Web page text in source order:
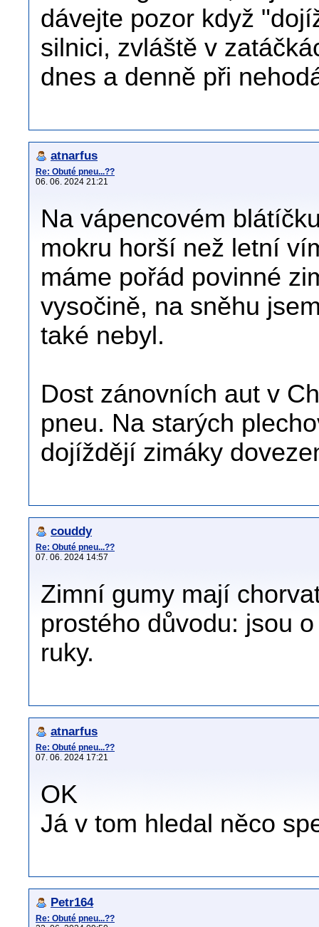
dávejte pozor když
silnici, zvláště v
dnes a denně při
atnarfus
Re: Obuté pneu...??
06. 06. 2024 21:21
Na vápencovém
mokru horší než letní
máme pořád povinné
vysočině, na sněhu
také nebyl.
Dost zánovních aut v
pneu. Na starých
dojíždějí zimáky
couddy
Re: Obuté pneu...??
07. 06. 2024 14:57
Zimní gumy mají
prostého důvodu: jsou
ruky.
atnarfus
Re: Obuté pneu...??
07. 06. 2024 17:21
OK
Já v tom hledal něco
Petr164
Re: Obuté pneu...??